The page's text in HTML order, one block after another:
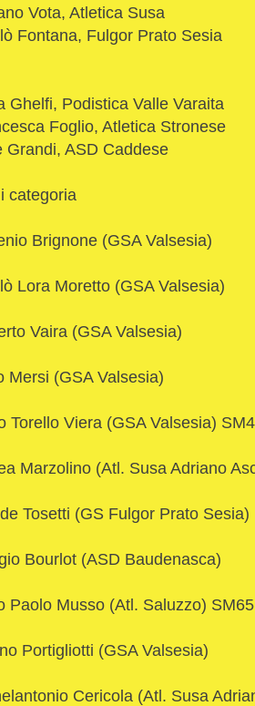
Vota, Atletica Susa
Fontana, Fulgor Prato Sesia
Ghelfi, Podistica Valle Varaita
Foglio, Atletica Stronese
Grandi, ASD Caddese
categoria
Brignone (GSA Valsesia)
Lora Moretto (GSA Valsesia)
Vaira (GSA Valsesia)
Mersi (GSA Valsesia)
Torello Viera (GSA Valsesia)
Marzolino (Atl. Susa Adriano
Tosetti (GS Fulgor Prato Sesia)
Bourlot (ASD Baudenasca)
Paolo Musso (Atl. Saluzzo)
Portigliotti (GSA Valsesia)
Cericola (Atl. Susa